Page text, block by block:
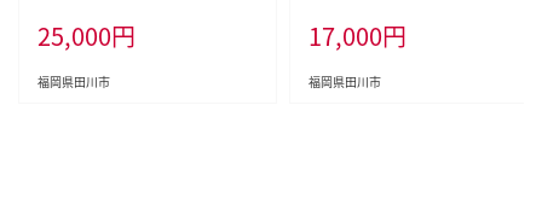
せち料理 重箱 お正月 冷凍おせち
縁起物 祝箸付 福岡 年末配送
25,000円
福岡県田川市
チゴ 苺 お取り寄せグルメ お取り寄
せ 福岡 お土産 九州 福岡土産 取り
寄せ グルメ 福岡県
17,000円
福岡県田川市